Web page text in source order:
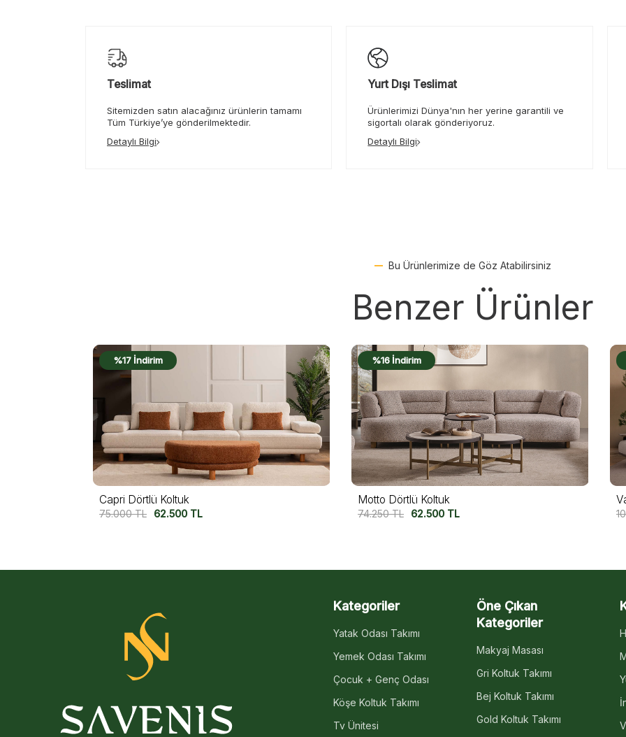
Teslimat
Sitemizden satın alacağınız ürünlerin tamamı
Tüm Türkiye’ye gönderilmektedir.
Detaylı Bilgi
Yurt Dışı Teslimat
Ürünlerimizi Dünya'nın her yerine garantili ve
sigortalı olarak gönderiyoruz.
Detaylı Bilgi
Bu Ürünlerimize de Göz Atabilirsiniz
Benzer Ürünler
%16 İndirim
Motto Dörtlü Koltuk
74.250TL 62.500TL
%19 İndirim
Valeron Beşli Koltuk
107.500TL 87.500 TL
Kategoriler
Yatak Odası Takımı
Yemek Odası Takımı
Çocuk + Genç Odası
Köşe Koltuk Takımı
Tv Ünitesi
Öne Çıkan
Kategoriler
Makyaj Masası
Gri Koltuk Takımı
Bej Koltuk Takımı
Gold Koltuk Takımı